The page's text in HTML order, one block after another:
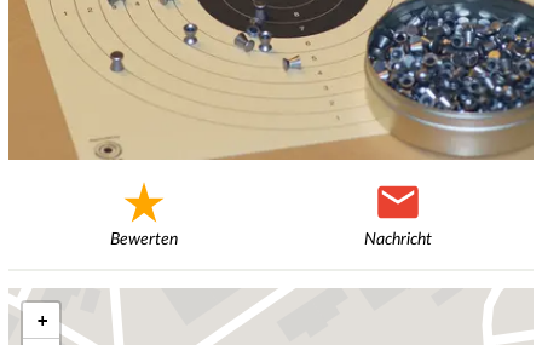
Bewerten Nachricht
+